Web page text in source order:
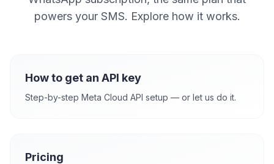
powers your SMS. Explore how it works.
How to get an API key
Step-by-step Meta Cloud API setup — or let us do it.
Pricing